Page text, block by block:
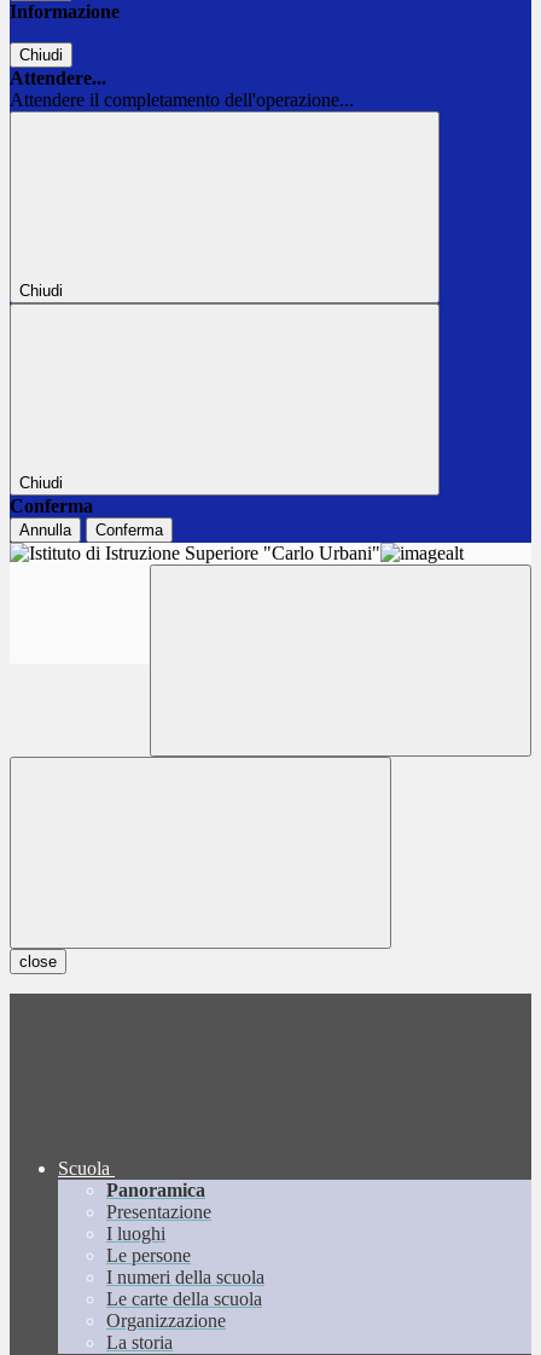
Informazione
Chiudi
Attendere...
Attendere il completamento dell'operazione...
Chiudi
Chiudi
Conferma
Annulla Conferma
close
Scuola
Panoramica
Presentazione
I luoghi
Le persone
I numeri della scuola
Le carte della scuola
Organizzazione
La storia